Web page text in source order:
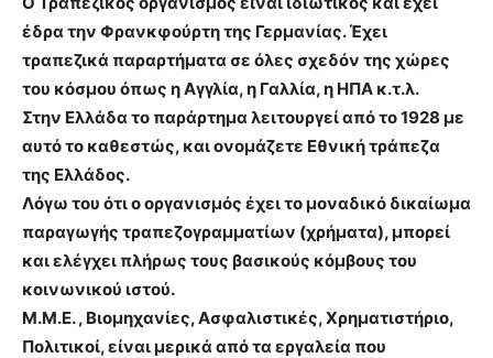
έδρα την Φρανκφούρτη της Γερμανίας. Έχει
τραπεζικά παραρτήματα σε όλες σχεδόν της χώρες
του κόσμου όπως η Αγγλία, η Γαλλία, η ΗΠΑ κ.τ.λ.
Στην Ελλάδα το παράρτημα λειτουργεί από το 1928 με
αυτό το καθεστώς, και ονομάζετε Εθνική τράπεζα
της Ελλάδος.
Λόγω του ότι ο οργανισμός έχει το μοναδικό δικαίωμα
παραγωγής τραπεζογραμματίων (χρήματα), μπορεί
και ελέγχει πλήρως τους βασικούς κόμβους του
κοινωνικού ιστού.
Μ.Μ.Ε. , Βιομηχανίες, Ασφαλιστικές, Χρηματιστήριο,
Πολιτικοί, είναι μερικά από τα εργαλεία που